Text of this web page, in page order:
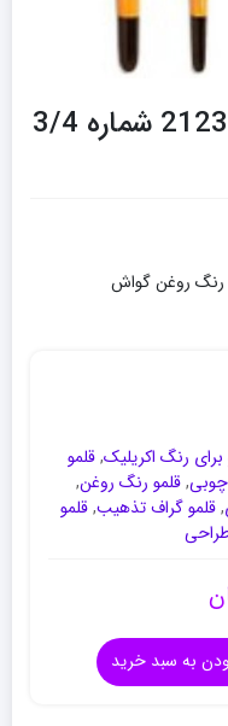
قلموی پارس آرت سری 2123 شماره 3/4
رنگ روغن گواش
برای رنگ اکریلیک,قلمو
چوبی,قلمو رنگ روغن,
,قلمو گراف تذهیب,قلمو
به سبد خرید